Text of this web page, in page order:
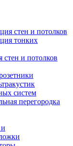
стен и потолков
тонких
стен и потолков
систем
перегородка